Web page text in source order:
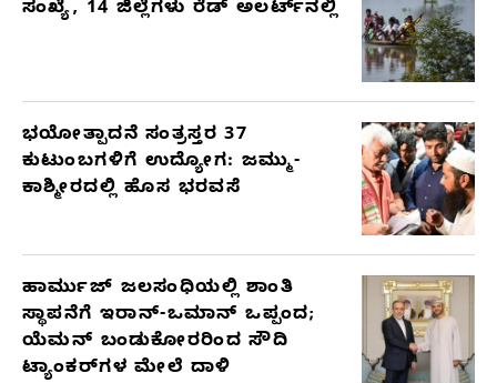
ಸಂಖ್ಯೆ, 14 ಜಿಲ್ಲೆಗಳು ರೆಡ್ ಅಲರ್ಟ್‌ನಲ್ಲಿ
ಭಯೋತ್ಪಾದನೆ ಸಂತ್ರಸ್ತರ 37
ಕುಟುಂಬಗಳಿಗೆ ಉದ್ಯೋಗ: ಜಮ್ಮು-
ಕಾಶ್ಮೀರದಲ್ಲಿ ಹೊಸ ಭರವಸೆ
ಹಾರ್ಮುಜ್ ಜಲಸಂಧಿಯಲ್ಲಿ ಶಾಂತಿ
ಸ್ಥಾಪನೆಗೆ ಇರಾನ್-ಒಮಾನ್ ಒಪ್ಪಂದ;
ಯೆಮನ್ ಬಂಡುಕೋರರಿಂದ ಸೌದಿ
ಟ್ಯಾಂಕರ್‌ಗಳ ಮೇಲೆ ದಾಳಿ